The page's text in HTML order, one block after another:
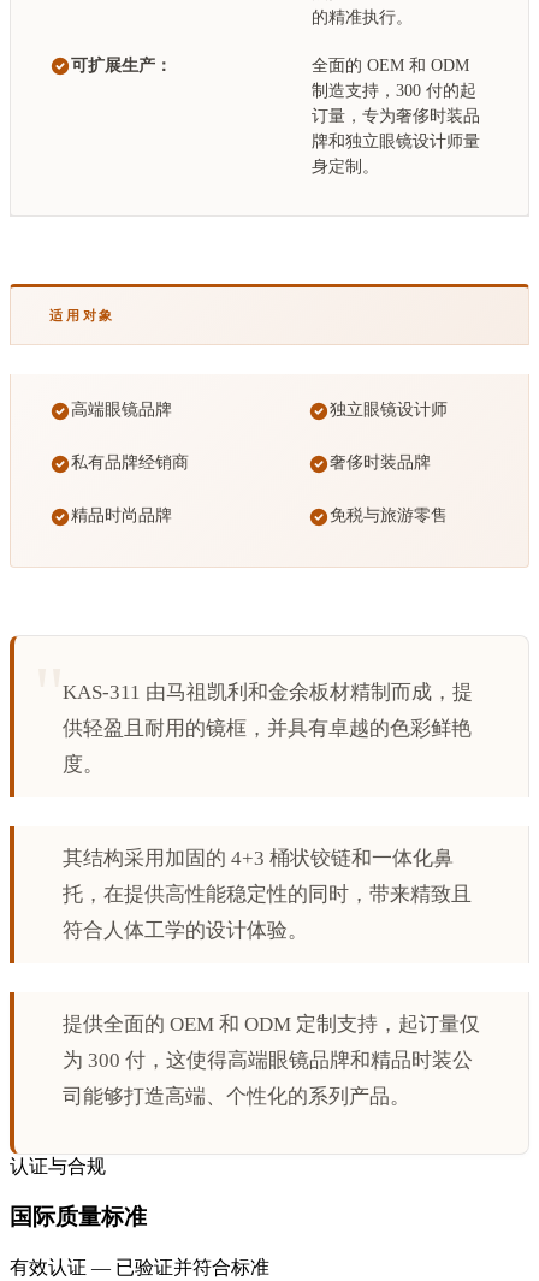
的精准执行。
可扩展生产：
全面的 OEM 和 ODM
制造支持，300 付的起
订量，专为奢侈时装品
牌和独立眼镜设计师量
身定制。
适用对象
高端眼镜品牌 独立眼镜设计师
私有品牌经销商 奢侈时装品牌
精品时尚品牌 免税与旅游零售
KAS-311 由马祖凯利和金余板材精制而成，提
供轻盈且耐用的镜框，并具有卓越的色彩鲜艳
度。
其结构采用加固的 4+3 桶状铰链和一体化鼻
托，在提供高性能稳定性的同时，带来精致且
符合人体工学的设计体验。
提供全面的 OEM 和 ODM 定制支持，起订量仅
为 300 付，这使得高端眼镜品牌和精品时装公
司能够打造高端、个性化的系列产品。
认证与合规
国际质量标准
有效认证 — 已验证并符合标准